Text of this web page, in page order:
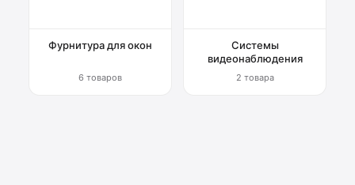
Фурнитура для окон
6 товаров
Системы
видеонаблюдения
2 товара